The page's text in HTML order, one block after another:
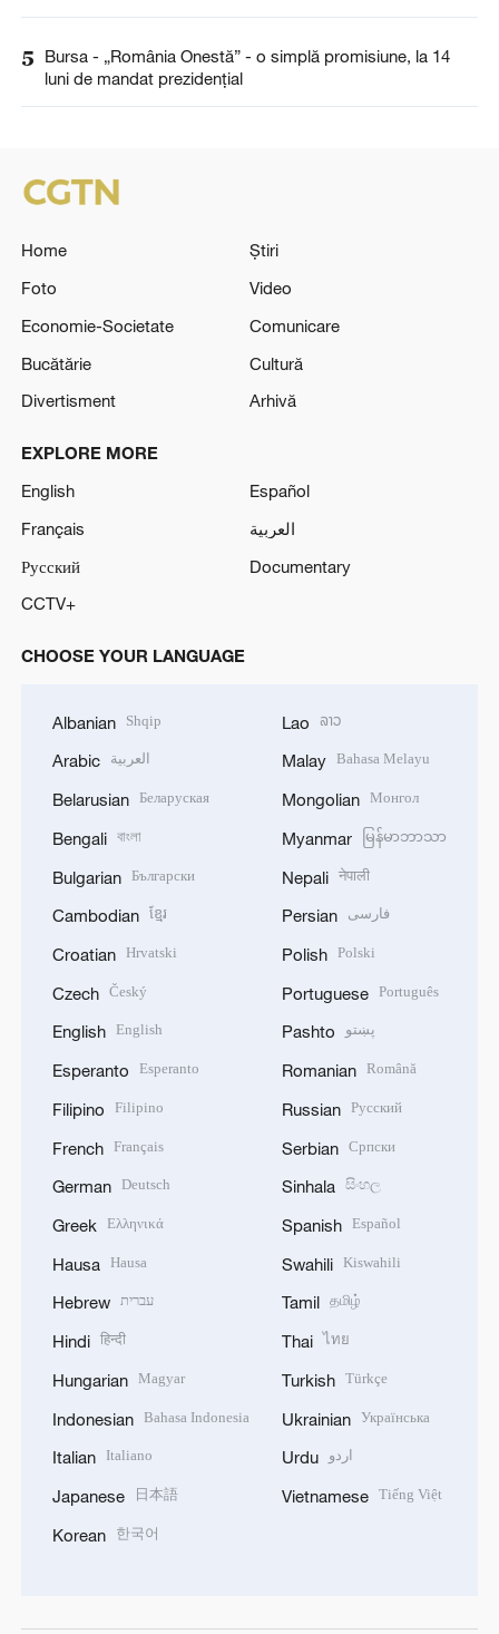
5
Bursa - „România Onestă” - o simplă promisiune, la 14
luni de mandat prezidenţial
Home
Știri
Foto
Video
Economie-Societate
Comunicare
Bucătărie
Cultură
Divertisment
Arhivă
EXPLORE MORE
English
Español
Français
العربية
Русский
Documentary
CCTV+
CHOOSE YOUR LANGUAGE
Albanian Shqip
Arabic العربية
Belarusian Беларуская
Bengali বাংলা
Bulgarian Български
Cambodian ខ្មែរ
Croatian Hrvatski
Czech Český
English English
Esperanto Esperanto
Filipino Filipino
French Français
German Deutsch
Greek Ελληνικά
Hausa Hausa
Hebrew עברית
Hindi हिन्दी
Hungarian Magyar
Indonesian Bahasa Indonesia
Italian Italiano
Japanese 日本語
Korean 한국어
Lao ລາວ
Malay Bahasa Melayu
Mongolian Монгол
Myanmar မြန်မာဘာသာ
Nepali नेपाली
Persian فارسی
Polish Polski
Portuguese Português
Pashto پښتو
Romanian Română
Russian Русский
Serbian Српски
Sinhala සිංහල
Spanish Español
Swahili Kiswahili
Tamil தமிழ்
Thai ไทย
Turkish Türkçe
Ukrainian Українська
Urdu اردو
Vietnamese Tiếng Việt